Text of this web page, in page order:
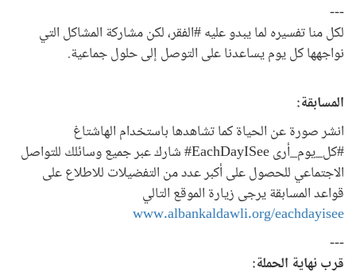
---
لكل منا تفسيره لما يبدو عليه #الفقر، لكن مشاركة المشاكل التي
نواجهها كل يوم يساعدنا على التوصل إلى حلول جماعية.
المسابقة:
انشر صورة عن الحياة كما تشاهدها باستخدام الهاشتاغ
#كل_يوم_أرى EachDayISee# شارك عبر جميع وسائلك للتواصل
الاجتماعي للحصول على أكبر عدد من التفضيلات للاطلاع على
قواعد المسابقة يرجى زيارة الموقع التالي
www.albankaldawli.org/eachdayisee
---
قرب نهاية الحملة: